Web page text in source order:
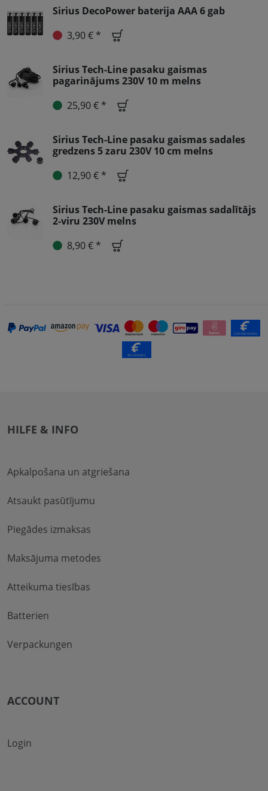
Sirius DecoPower baterija AAA 6 gab
3,90 € *
Sirius Tech-Line pasaku gaismas
pagarinājums 230V 10 m melns
25,90 € *
Sirius Tech-Line pasaku gaismas sadales
gredzens 5 zaru 230V 10 cm melns
12,90 € *
Sirius Tech-Line pasaku gaismas sadalītājs
2-viru 230V melns
8,90 € *
HILFE & INFO
Apkalpošana un atgriešana
Atsaukt pasūtījumu
Piegādes izmaksas
Maksājuma metodes
Atteikuma tiesības
Batterien
Verpackungen
ACCOUNT
Login